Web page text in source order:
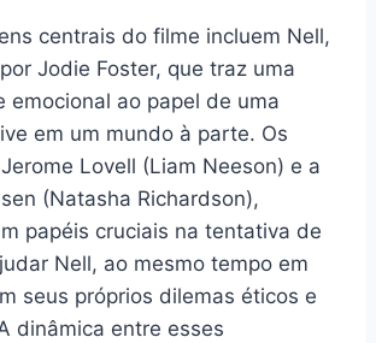
centrais do filme incluem Nell,
Jodie Foster, que traz uma
emocional ao papel de uma
em um mundo à parte. Os
Lovell (Liam Neeson) e a
(Natasha Richardson),
papéis cruciais na tentativa de
Nell, ao mesmo tempo em
seus próprios dilemas éticos e
dinâmica entre esses